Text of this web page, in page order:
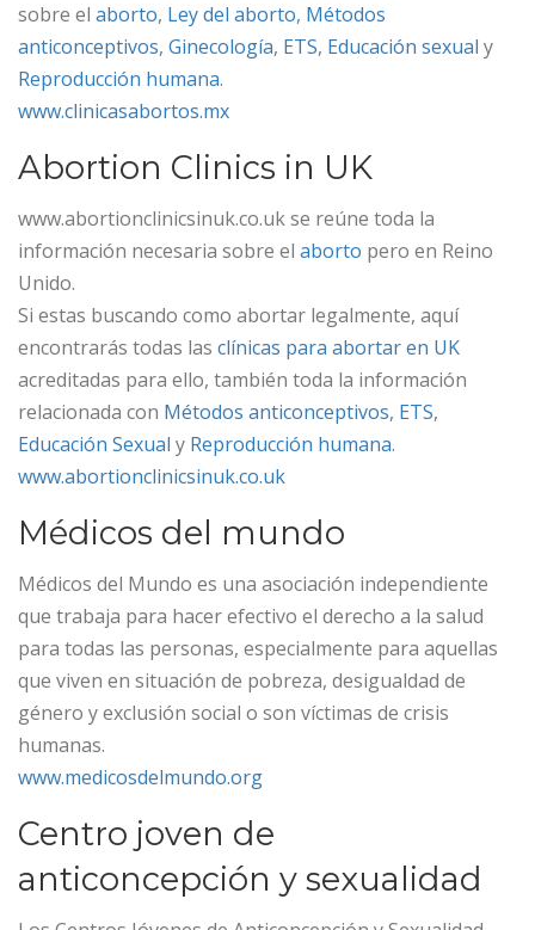
sobre el aborto, Ley del aborto, Métodos
anticonceptivos, Ginecología, ETS, Educación sexual y
Reproducción humana.
www.clinicasabortos.mx
Abortion Clinics in UK
www.abortionclinicsinuk.co.uk se reúne toda la
información necesaria sobre el aborto pero en Reino
Unido.
Si estas buscando como abortar legalmente, aquí
encontrarás todas las clínicas para abortar en UK
acreditadas para ello, también toda la información
relacionada con Métodos anticonceptivos, ETS,
Educación Sexual y Reproducción humana.
www.abortionclinicsinuk.co.uk
Médicos del mundo
Médicos del Mundo es una asociación independiente
que trabaja para hacer efectivo el derecho a la salud
para todas las personas, especialmente para aquellas
que viven en situación de pobreza, desigualdad de
género y exclusión social o son víctimas de crisis
humanas.
www.medicosdelmundo.org
Centro joven de
anticoncepción y sexualidad